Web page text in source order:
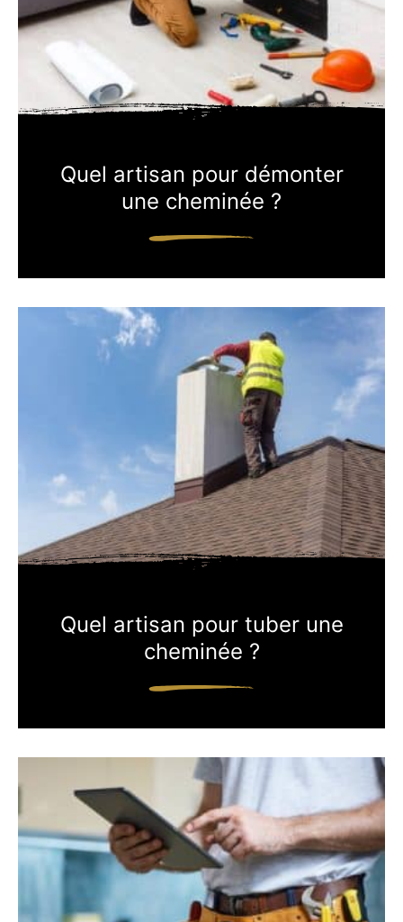
Quel artisan pour démonter
une cheminée ?
Quel artisan pour tuber une
cheminée ?